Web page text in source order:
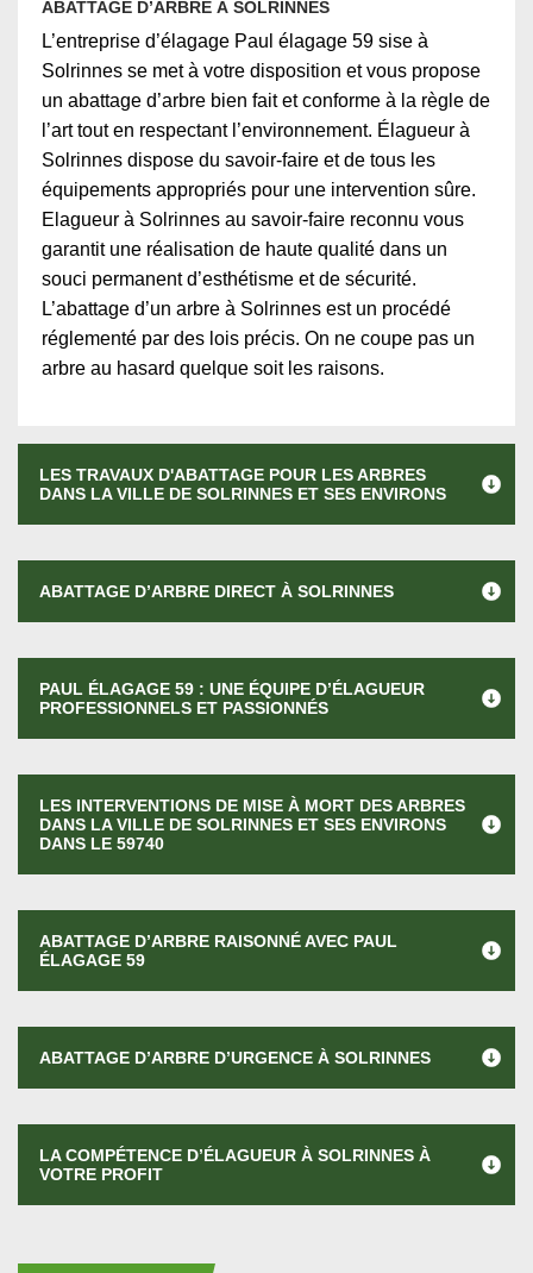
ABATTAGE D’ARBRE À SOLRINNES
L’entreprise d’élagage Paul élagage 59 sise à
Solrinnes se met à votre disposition et vous propose
un abattage d’arbre bien fait et conforme à la règle de
l’art tout en respectant l’environnement. Élagueur à
Solrinnes dispose du savoir-faire et de tous les
équipements appropriés pour une intervention sûre.
Elagueur à Solrinnes au savoir-faire reconnu vous
garantit une réalisation de haute qualité dans un
souci permanent d’esthétisme et de sécurité.
L’abattage d’un arbre à Solrinnes est un procédé
réglementé par des lois précis. On ne coupe pas un
arbre au hasard quelque soit les raisons.
LES TRAVAUX D'ABATTAGE POUR LES ARBRES
DANS LA VILLE DE SOLRINNES ET SES ENVIRONS
ABATTAGE D’ARBRE DIRECT À SOLRINNES
PAUL ÉLAGAGE 59 : UNE ÉQUIPE D’ÉLAGUEUR
PROFESSIONNELS ET PASSIONNÉS
LES INTERVENTIONS DE MISE À MORT DES ARBRES
DANS LA VILLE DE SOLRINNES ET SES ENVIRONS
DANS LE 59740
ABATTAGE D’ARBRE RAISONNÉ AVEC PAUL
ÉLAGAGE 59
ABATTAGE D’ARBRE D’URGENCE À SOLRINNES
LA COMPÉTENCE D’ÉLAGUEUR À SOLRINNES À
VOTRE PROFIT